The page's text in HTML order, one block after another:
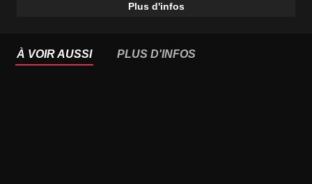
Plus d'infos
À VOIR AUSSI PLUS D'INFOS